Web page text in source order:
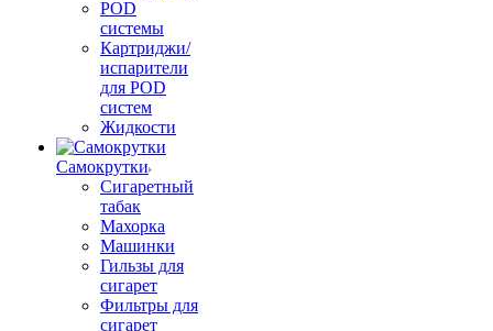
POD
системы
Картриджи/
испарители
для POD
систем
Жидкости
Самокрутки
Сигаретный
табак
Махорка
Машинки
Гильзы для
сигарет
Фильтры для
сигарет